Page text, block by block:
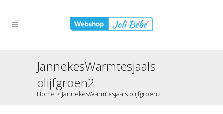
JannekesWarmtesjaals
olijfgroen2
Home > JannekesWarmtesjaals olijfgroen2